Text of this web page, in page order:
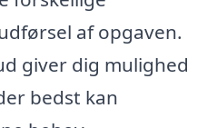
af opgaven.
giver dig mulighed
bedst kan